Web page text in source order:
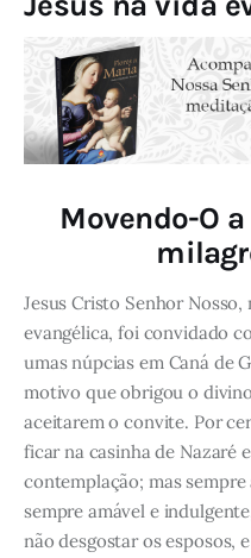
Movendo-O
Jesus Cristo Senhor
evangélica, foi convidado
umas núpcias em Caná de
motivo que obrigou o
aceitarem o convite. Por
ficar na casinha de Nazaré
contemplação; mas
sempre amável e
não desgostar os esposos,